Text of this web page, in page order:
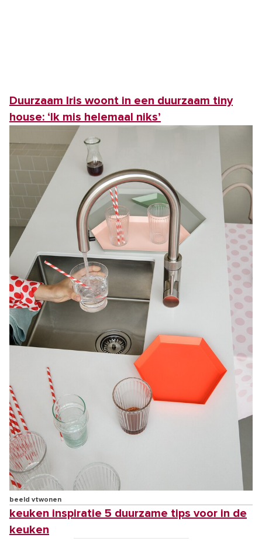
Duurzaam Iris woont in een duurzaam tiny
house: ‘Ik mis helemaal niks’
beeld vtwonen
keuken inspiratie 5 duurzame tips voor in de
keuken